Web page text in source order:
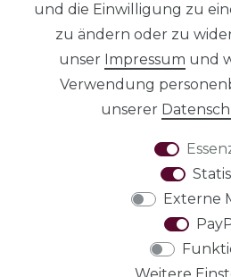
und die Einwilligung zu
zu ändern oder zu
unser Impressum und
Verwendung
unserer
Externe
Widerrufs­recht